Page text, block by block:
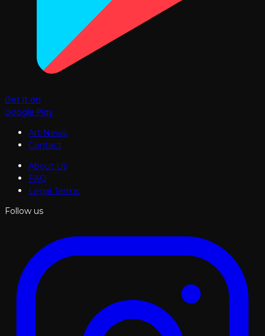
Get it on
Google Play
Art News
Contact
About Us
FAQ
Legal Terms
Follow us